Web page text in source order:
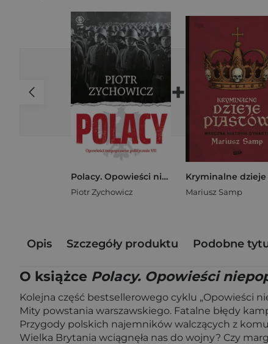
Polacy. Opowieści niepoprawne politycznie VII
Piotr Zychowicz
+
Mariusz Samp
Opis Szczegóły produktu Podobne
O książce Polacy. Opowieści
Kolejna część bestsellerowego cyklu „Opowieści
Mity powstania warszawskiego. Fatalne błędy
Przygody polskich najemników walczących z
Wielka Brytania wciągnęła nas do wojny? Czy